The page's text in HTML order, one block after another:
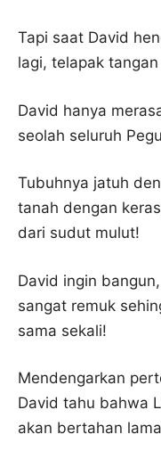
Tapi saat David
lagi, telapak
David hanya
seolah seluruh
Tubuhnya jatuh
tanah dengan
dari sudut mulut!
David ingin
sangat remuk
sama sekali!
Mendengarkan
David tahu bahwa
akan bertahan